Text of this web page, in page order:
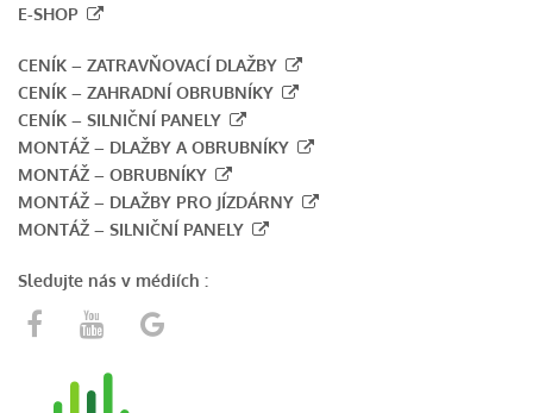
E-SHOP
CENÍK – ZATRAVŇOVACÍ DLAŽBY
CENÍK – ZAHRADNÍ OBRUBNÍKY
CENÍK – SILNIČNÍ PANELY
MONTÁŽ – DLAŽBY A OBRUBNÍKY
MONTÁŽ – OBRUBNÍKY
MONTÁŽ – DLAŽBY PRO JÍZDÁRNY
MONTÁŽ – SILNIČNÍ PANELY
Sledujte nás v médiích :